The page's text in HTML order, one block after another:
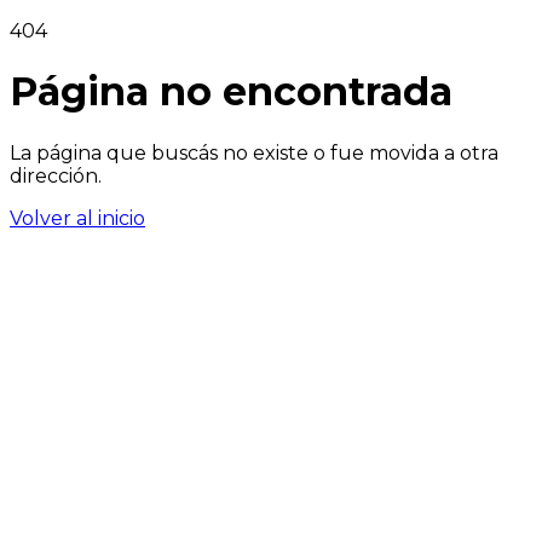
404
Página no encontrada
La página que buscás no existe o fue movida a otra
dirección.
Volver al inicio